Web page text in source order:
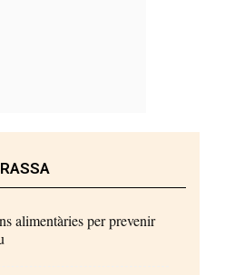
alimentàries per prevenir